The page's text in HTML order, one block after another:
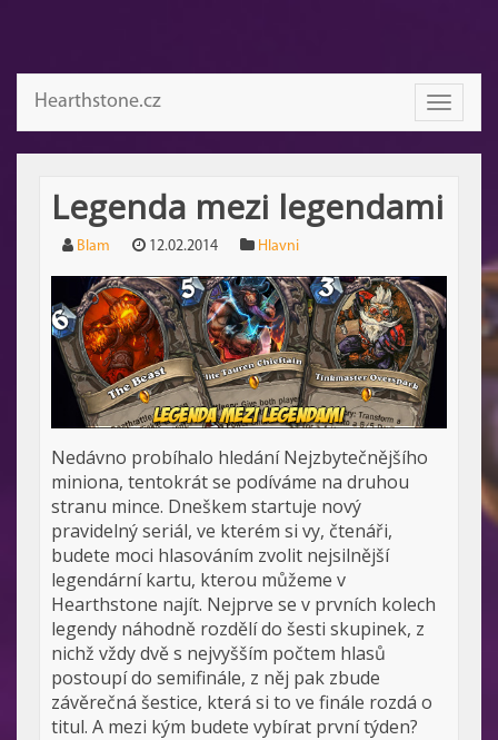
Toggle
Hearthstone.cz
Legenda mezi legendami
Blam 12.02.2014 Hlavni
Nedávno probíhalo hledání Nejzbytečnějšího
miniona, tentokrát se podíváme na druhou
stranu mince. Dneškem startuje nový
pravidelný seriál, ve kterém si vy, čtenáři,
budete moci hlasováním zvolit nejsilnější
legendární kartu, kterou můžeme v
Hearthstone najít. Nejprve se v prvních kolech
legendy náhodně rozdělí do šesti skupinek, z
nichž vždy dvě s nejvyšším počtem hlasů
postoupí do semifinále, z něj pak zbude
závěrečná šestice, která si to ve finále rozdá o
titul. A mezi kým budete vybírat první týden?